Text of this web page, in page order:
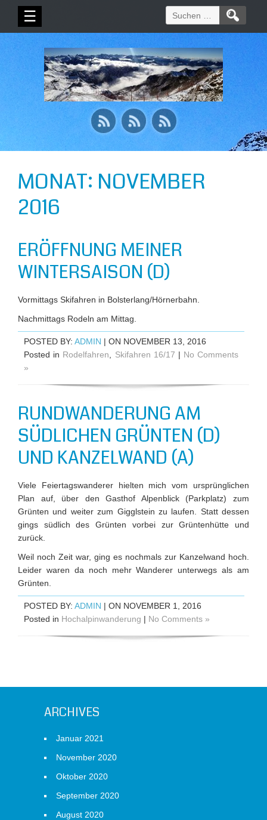
☰
Suchen
nach:
MONAT: NOVEMBER
2016
ERÖFFNUNG MEINER
WINTERSAISON (D)
Vormittags Skifahren in Bolsterlang/Hörnerbahn.
Nachmittags Rodeln am Mittag.
POSTED BY: ADMIN | ON NOVEMBER 13, 2016
Posted in Rodelfahren Skifahren 16/17 | No Comments
»
RUNDWANDERUNG AM
SÜDLICHEN GRÜNTEN (D)
UND KANZELWAND (A)
Viele Feiertagswanderer hielten mich vom ursprünglichen
Plan auf, über den Gasthof Alpenblick (Parkplatz) zum
Grünten und weiter zum Gigglstein zu laufen. Statt dessen
gings südlich des Grünten vorbei zur Grüntenhütte und
zurück.
Weil noch Zeit war, ging es nochmals zur Kanzelwand hoch.
Leider waren da noch mehr Wanderer unterwegs als am
Grünten.
POSTED BY: ADMIN | ON NOVEMBER 1, 2016
Posted in Hochalpinwanderung | No Comments »
ARCHIVES
Januar 2021
November 2020
Oktober 2020
September 2020
August 2020